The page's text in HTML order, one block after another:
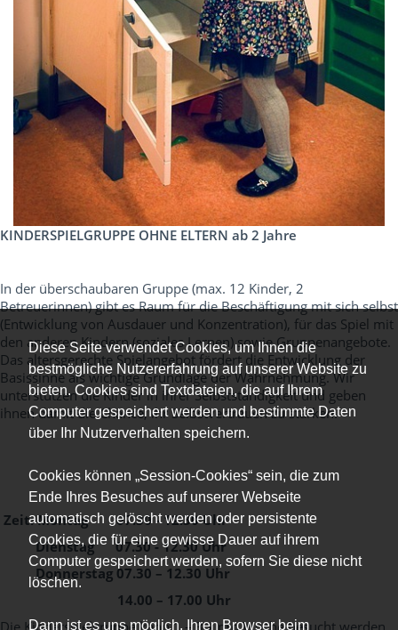
Diese Seite verwendet Cookies, um Ihnen die
bestmögliche Nutzererfahrung auf unserer Website zu
bieten. Cookies sind Textdateien, die auf Ihrem
Computer gespeichert werden und bestimmte Daten
über Ihr Nutzerverhalten speichern.
Cookies können „Session-Cookies“ sein, die zum
Ende Ihres Besuches auf unserer Webseite
automatisch gelöscht werden oder persistente
Cookies, die für eine gewisse Dauer auf ihrem
Computer gespeichert werden, sofern Sie diese nicht
löschen.
Dann ist es uns möglich, Ihren Browser beim
KINDERSPIELGRUPPE OHNE ELTERN ab 2 Jahre
In der überschaubaren Gruppe (max. 12 Kinder, 2
Betreuerinnen) gibt es Raum für die Beschäftigung mit sich selbst
(Entwicklung von Ausdauer und Konzentration), für das Spiel mit
den anderen Kindern (soziales Lernen) sowie Gruppenangebote.
Das altersgerechte Spielangebot fördert die Entwicklung der
Basissinne als wichtige Grundlage der Wahrnehmung. Wir
unterstützen die Kinder in ihrer Selbstständigkeit und geben
ihnen damit die Chance, ihr Selbstvertrauen zu stärken.
Zeit: Montag 07.30 - 12.30 Uhr
Dienstag 07.30 - 12.30 Uhr
Donnerstag 07.30 – 12.30 Uhr
14.00 – 17.00 Uhr
Die Kinderspielgruppe kann 1 – 3 x pro Woche besucht werden